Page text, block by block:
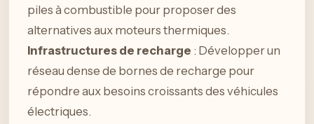
piles à combustible pour proposer des
alternatives aux moteurs thermiques.
Infrastructures de recharge : Développer un
réseau dense de bornes de recharge pour
répondre aux besoins croissants des véhicules
électriques.